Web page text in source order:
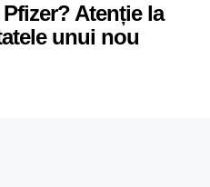
Atenție la
unui nou